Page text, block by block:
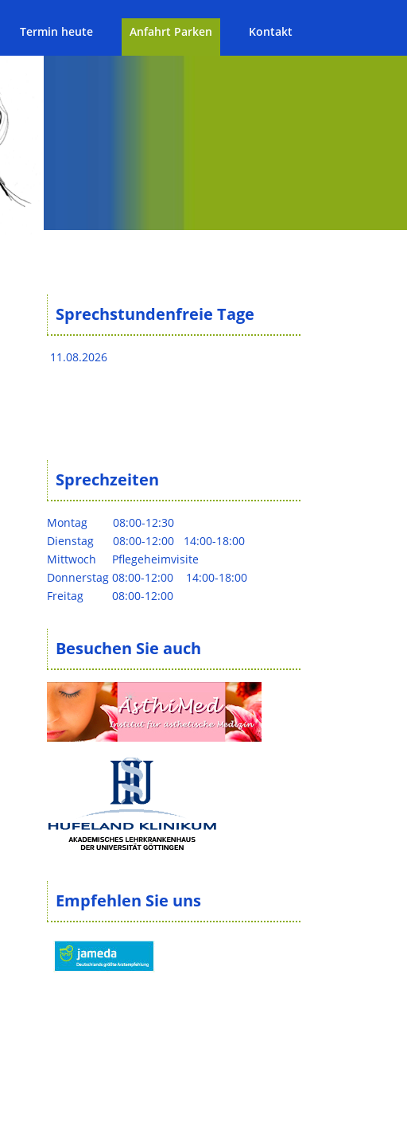
Termin heute Anfahrt Parken Kontakt
Sprechstundenfreie Tage
11.08.2026
Sprechzeiten
Montag 08:00-12:30
Dienstag 08:00-12:00 14:00-18:00
Mittwoch Pflegeheimvisite
Donnerstag 08:00-12:00 14:00-18:00
Freitag 08:00-12:00
Besuchen Sie auch
Empfehlen Sie uns